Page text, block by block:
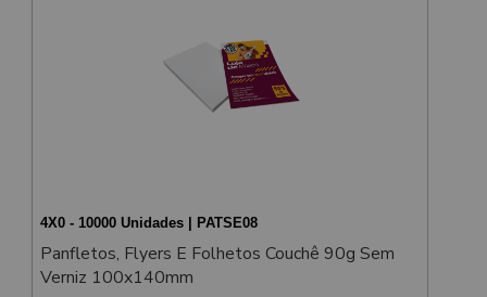
4X0 - 10000 Unidades | PATSE08
Panfletos, Flyers E Folhetos Couchê 90g Sem
Verniz 100x140mm